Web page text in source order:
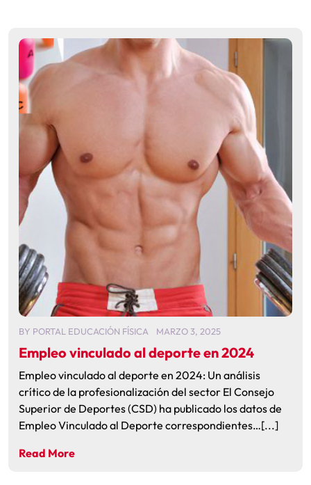
BY PORTAL EDUCACIÓN FÍSICA MARZO 3, 2025
Empleo vinculado al deporte en 2024
Empleo vinculado al deporte en 2024: Un análisis
crítico de la profesionalización del sector El Consejo
Superior de Deportes (CSD) ha publicado los datos de
Empleo Vinculado al Deporte correspondientes…[...]
Read More